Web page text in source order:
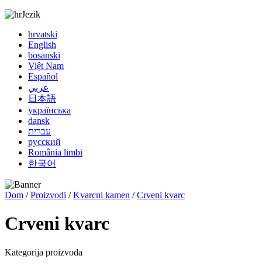
Jezik
hrvatski
English
bosanski
Việt Nam
Español
عربي
日本語
українська
dansk
עברית
русский
România limbi
한국어
Dom /Proizvodi /Kvarcni kamen /Crveni kvarc
Crveni kvarc
Kategorija proizvoda